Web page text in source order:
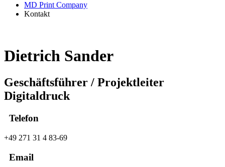
MD Print Company
Kontakt
Dietrich Sander
Geschäftsführer / Projektleiter
Digitaldruck
Telefon
+49 271 31 4 83-69
Email